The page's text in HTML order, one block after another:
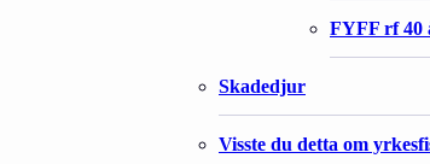
Fiskar och
Skadedjur
Visste du detta om
FYFF rf 40